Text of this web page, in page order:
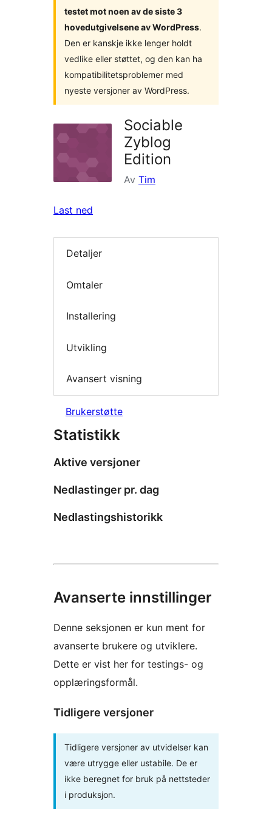
testet mot noen av de siste 3
hovedutgivelsene av WordPress.
Den er kanskje ikke lenger holdt
vedlike eller støttet, og den kan ha
kompatibilitetsproblemer med
nyeste versjoner av WordPress.
Sociable
Zyblog
Edition
Av Tim
Last ned
Detaljer
Omtaler
Installering
Utvikling
Avansert visning
Brukerstøtte
Statistikk
Aktive versjoner
Nedlastinger pr. dag
Nedlastingshistorikk
Avanserte innstillinger
Denne seksjonen er kun ment for
avanserte brukere og utviklere.
Dette er vist her for testings- og
opplæringsformål.
Tidligere versjoner
Tidligere versjoner av utvidelser kan
være utrygge eller ustabile. De er
ikke beregnet for bruk på nettsteder
i produksjon.